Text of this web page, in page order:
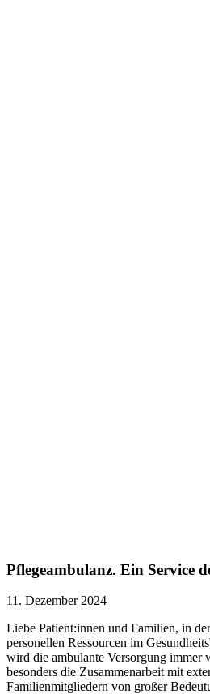
Pflegeambulanz. Ein Service
11. Dezember 2024
Liebe Patient:innen und Familien, in
personellen Ressourcen im
wird die ambulante Versorgung immer
besonders die Zusammenarbeit mit
Familienmitgliedern von großer